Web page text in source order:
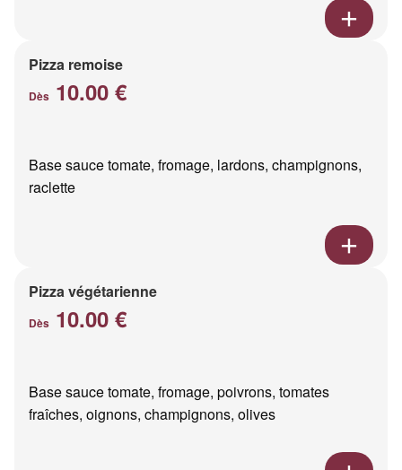
Pizza remoise
Dès 10.00 €
Base sauce tomate, fromage, lardons, champignons,
raclette
Pizza végétarienne
Dès 10.00 €
Base sauce tomate, fromage, poivrons, tomates
fraîches, oignons, champignons, olives